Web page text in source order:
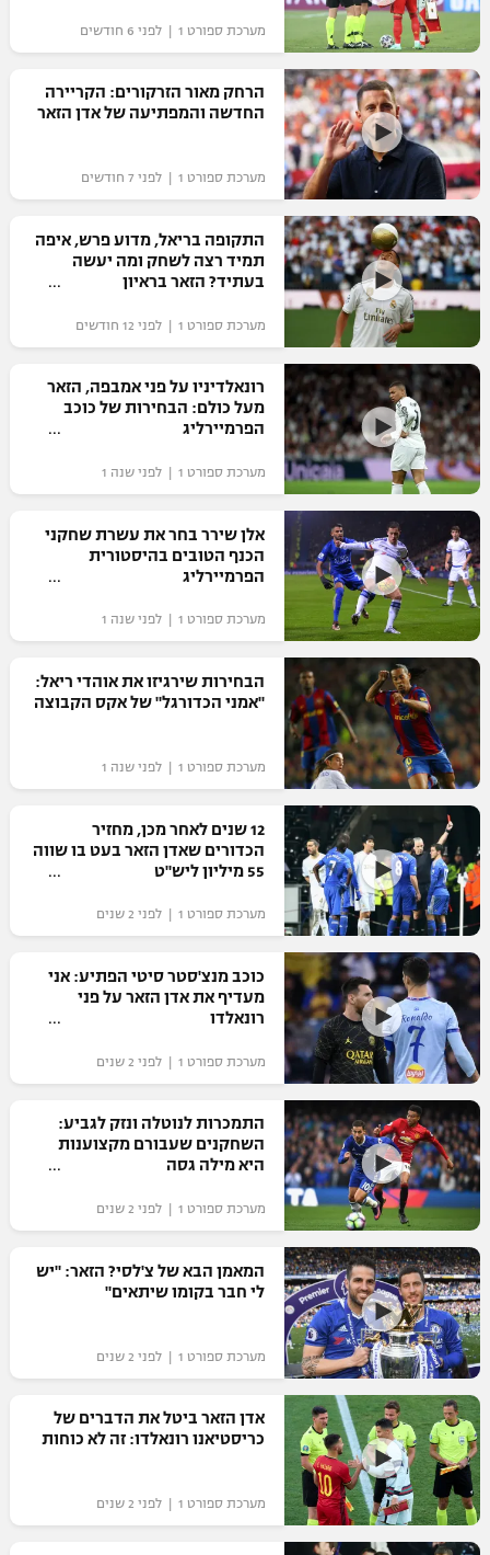
"מחצית בשכונה" – פודקאסט
משתתפים וזוכים בפרסים
תקנון משתתפים וזוכים בפרסים
תקנון עבור פעילות אלקטרה
תקנון עבור פעילות ספורט 1 – "מרלן"
טניס
גיימינג E-Sports
תנאי שימוש
מדיניות פרטיות
תקנון פעילות ספורט 1
רשיון להקרנה פומבית לבית עסק
הצטרפות לחבילת הערוצים
לוח דרושים – ג'ובנט
תגיות
המגזין
אופניים
ספורט מוטורי
כדורמים
פוטבול אמריקאי NFL
בייסבול MLB
ספורט אתגרי ואקסטרים
אומנויות לחימה
גיימינג E-Sports
מערכת ספורט 1 | לפני 6 חודשים
הרחק מאור הזרקורים: הקריירה
החדשה והמפתיעה של אדן הזאר
מערכת ספורט 1 | לפני 7 חודשים
התקופה בריאל, מדוע פרש, איפה
תמיד רצה לשחק ומה יעשה
בעתיד? הזאר בראיון
מערכת ספורט 1 | לפני 12 חודשים
רונאלדיניו על פני אמבפה, הזאר
מעל כולם: הבחירות של כוכב
הפרמיירליג
מערכת ספורט 1 | לפני שנה 1
אלן שירר בחר את עשרת שחקני
הכנף הטובים בהיסטורית
הפרמיירליג
מערכת ספורט 1 | לפני שנה 1
הבחירות שירגיזו את אוהדי ריאל:
"אמני הכדורגל" של אקס הקבוצה
מערכת ספורט 1 | לפני שנה 1
12 שנים לאחר מכן, מחזיר
הכדורים שאדן הזאר בעט בו שווה
55 מיליון ליש"ט
מערכת ספורט 1 | לפני 2 שנים
כוכב מנצ'סטר סיטי הפתיע: אני
מעדיף את אדן הזאר על פני
רונאלדו
מערכת ספורט 1 | לפני 2 שנים
התמכרות לנוטלה ונזק לגביע:
השחקנים שעבורם מקצוענות
היא מילה גסה
מערכת ספורט 1 | לפני 2 שנים
המאמן הבא של צ'לסי? הזאר: "יש
לי חבר בקומו שיתאים"
מערכת ספורט 1 | לפני 2 שנים
אדן הזאר ביטל את הדברים של
כריסטיאנו רונאלדו: זה לא כוחות
מערכת ספורט 1 | לפני 2 שנים